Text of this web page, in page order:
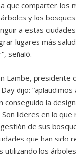
que comparten los
y los
a estas
lugares más
señaló.
Lambe, presidente
dijo: “aplaudimos
conseguido la
Son líderes en lo que
de sus
que han sido
utilizando los